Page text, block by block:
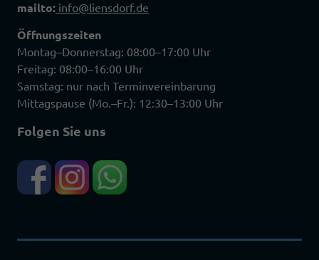
mailto: info@liensdorf.de
Öffnungszeiten
Montag–Donnerstag: 08:00–17:00 Uhr
Freitag: 08:00–16:00 Uhr
Samstag: nur nach Terminvereinbarung
Mittagspause (Mo.–Fr.): 12:30–13:00 Uhr
Folgen Sie uns